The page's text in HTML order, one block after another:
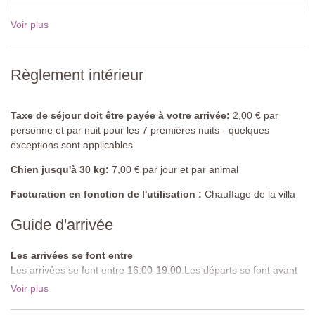
Cuisine entièrement équipée, table et chaises.
Salle de bain 1
Baignoire avec douchette, lavabo, WC.
Buanderie
Premier étage
Salon
Canapé, fauteuil, TV, table basse.
Chambre 1
commode, chaise, balcon.
Chambre 2
Lits jumeaux (peuvent pas être convertis en un lit double),
armoire, commode.
Salle de bain
19 Déc - 02 Jan 2027
Voir les tarifs pour 2027
Voir plus
Règlement intérieur
Taxe de séjour doit être payée à votre arrivée: 2,00 € par
personne et par nuit pour les 7 premières nuits - quelques
exceptions sont applicables
Chien jusqu'à 30 kg: 7,00 € par jour et par animal
Facturation en fonction de l'utilisation : Chauffage de la villa
Guide d'arrivée
Les arrivées se font entre
Les arrivées se font entre 16:00-19:00.Les départs se font avant
10:00.
Route d'approche:Goudronnée
Voir plus